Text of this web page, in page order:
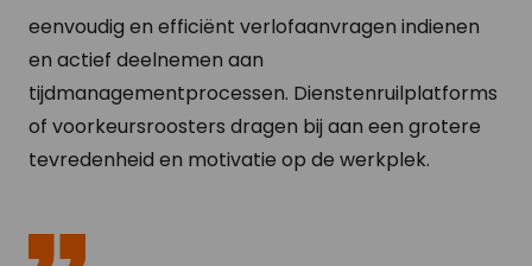
eenvoudig en efficiënt verlofaanvragen indienen
en actief deelnemen aan
tijdmanagementprocessen. Dienstenruilplatforms
of voorkeursroosters dragen bij aan een grotere
tevredenheid en motivatie op de werkplek.